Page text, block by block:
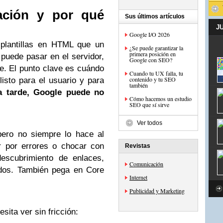
y por qué
en HTML que un
pasar en el servidor,
El punto clave es cuándo
para el usuario y para
tarde, Google puede no
no siempre lo hace al
por errores o chocar con
de enlaces,
También pega en Core
ver sin fricción:
Sus últimos artículos
Google I/O 2026
¿Se puede garantizar la
primera posición en
Google con SEO?
Cuando tu UX falla, tu
contenido y tu SEO
también
Cómo hacemos un estudio
SEO que sí sirve
Ver todos
Revistas
Comunicación
Internet
Publicidad y Marketing